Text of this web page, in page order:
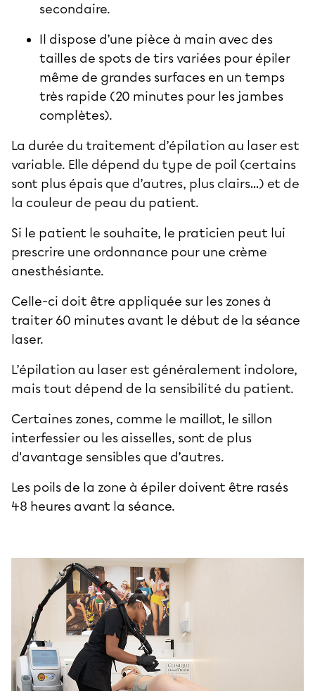
secondaire.
Il dispose d’une pièce à main avec des
tailles de spots de tirs variées pour épiler
même de grandes surfaces en un temps
très rapide (20 minutes pour les jambes
complètes).
La durée du traitement d’épilation au laser est
variable. Elle dépend du type de poil (certains
sont plus épais que d’autres, plus clairs…) et de
la couleur de peau du patient.
Si le patient le souhaite, le praticien peut lui
prescrire une ordonnance pour une crème
anesthésiante.
Celle-ci doit être appliquée sur les zones à
traiter 60 minutes avant le début de la séance
laser.
L’épilation au laser est généralement indolore,
mais tout dépend de la sensibilité du patient.
Certaines zones, comme le maillot, le sillon
interfessier ou les aisselles, sont de plus
d'avantage sensibles que d’autres.
Les poils de la zone à épiler doivent être rasés
48 heures avant la séance.